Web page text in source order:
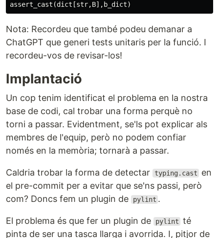
assert_cast (dict [str,B], b_dict)
Nota: Recordeu que també podeu demanar a
ChatGPT que generi tests unitaris per la funció. I
recordeu-vos de revisar-los!
Implantació
Un cop tenim identificat el problema en la nostra
base de codi, cal trobar una forma perquè no
torni a passar. Evidentment, se'ls pot explicar als
membres de l'equip, però no podem confiar
només en la memòria; tornarà a passar.
Caldria trobar la forma de detectar typing.cast
en
el pre-commit per a evitar que se'ns passi, però
com? Doncs fem un plugin de
pylint .
El problema és que fer un plugin de pylint té
pinta de ser una tasca llarga i avorrida. I, pitjor de